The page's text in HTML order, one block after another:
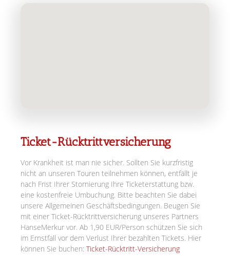
Ticket-Rücktrittversicherung
Vor Krankheit ist man nie sicher. Sollten Sie kurzfristig
nicht an unseren Touren teilnehmen können, entfällt je
nach Frist Ihrer Stornierung Ihre Ticketerstattung bzw.
eine kostenfreie Umbuchung. Bitte beachten Sie dabei
unsere Allgemeinen Geschäftsbedingungen. Beugen Sie
mit einer Ticket-Rücktrittversicherung unseres Partners
HanseMerkur vor. Ab 1,90 EUR/Person schützen Sie sich
im Ernstfall vor dem Verlust Ihrer bezahlten Tickets. Hier
können Sie buchen: Ticket-Rücktritt-Versicherung